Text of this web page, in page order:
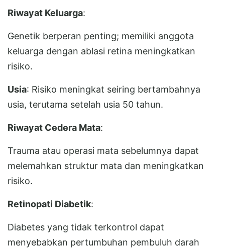
Riwayat Keluarga:
Genetik berperan penting; memiliki anggota
keluarga dengan ablasi retina meningkatkan
risiko.
Usia: Risiko meningkat seiring bertambahnya
usia, terutama setelah usia 50 tahun.
Riwayat Cedera Mata:
Trauma atau operasi mata sebelumnya dapat
melemahkan struktur mata dan meningkatkan
risiko.
Retinopati Diabetik:
Diabetes yang tidak terkontrol dapat
menyebabkan pertumbuhan pembuluh darah